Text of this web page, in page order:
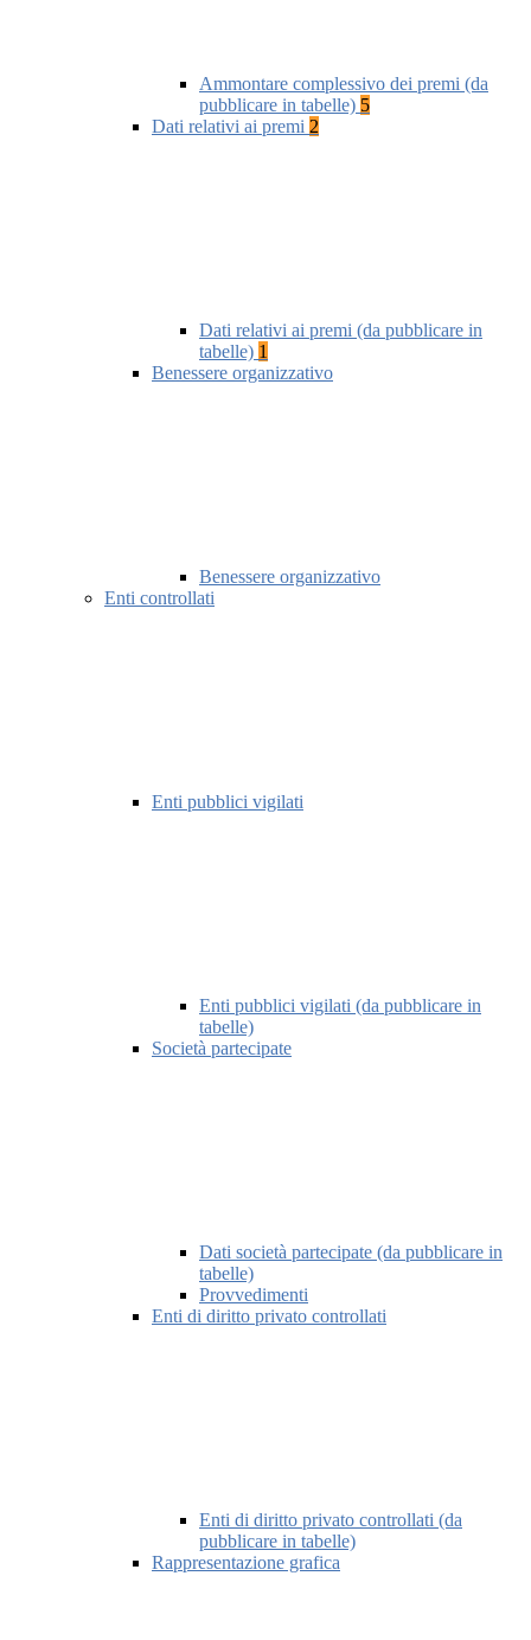
Ammontare complessivo dei premi (da
pubblicare in tabelle) 5
Dati relativi ai premi 2
Dati relativi ai premi (da pubblicare in
tabelle) 1
Benessere organizzativo
Benessere organizzativo
Enti controllati
Enti pubblici vigilati
Enti pubblici vigilati (da pubblicare in
tabelle)
Società partecipate
Dati società partecipate (da pubblicare in
tabelle)
Provvedimenti
Enti di diritto privato controllati
Enti di diritto privato controllati (da
pubblicare in tabelle)
Rappresentazione grafica